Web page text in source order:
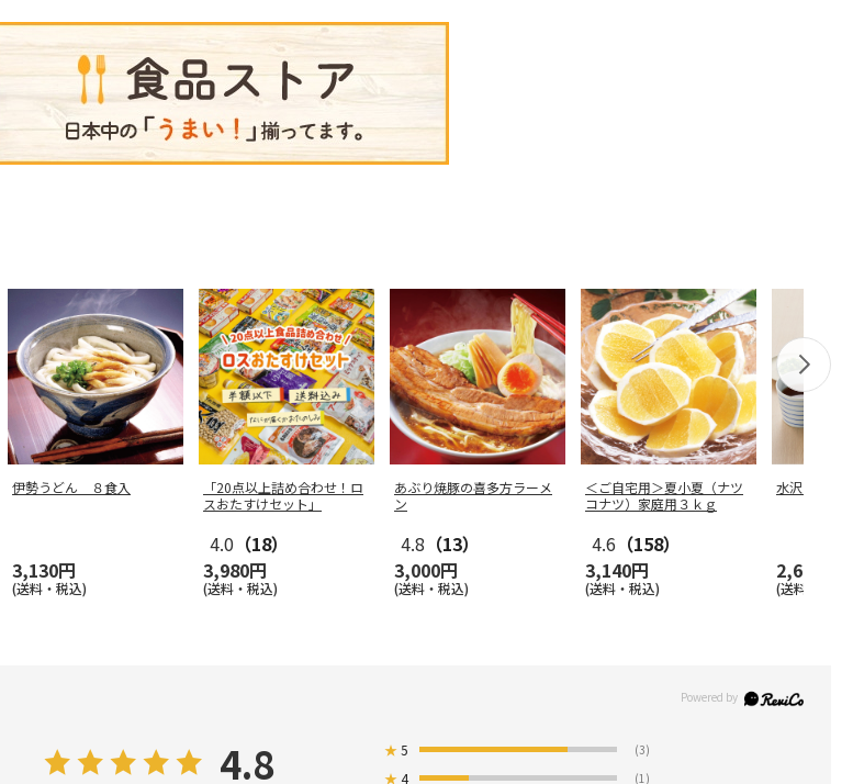
伊勢うどん ８食入
3,130円
(送料・税込)
「20点以上詰め合わせ！ロ
スおたすけセット」
4.0 （18）
3,980円
(送料・税込)
あぶり焼豚の喜多方ラーメ
ン
4.8 （13）
3,000円
(送料・税込)
＜ご自宅用＞夏小夏（ナツ
コナツ）家庭用３ｋｇ
4.6 （158）
3,140円
(送料・税込)
水沢うどん
2,600円
(送料・税込)
4.8 ★5 (3)
★4 (1)